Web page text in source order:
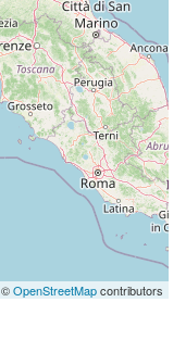
©OpenStreetMapcontributors